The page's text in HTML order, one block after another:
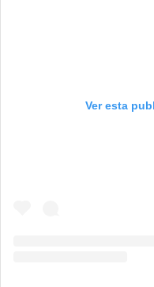
Ver esta